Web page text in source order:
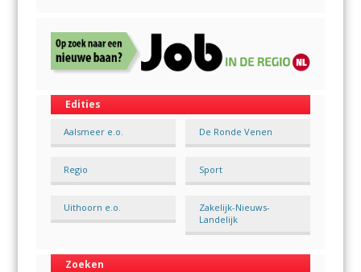
Edities
Aalsmeer e.o. De Ronde Venen
Regio Sport
Uithoorn e.o.
Zakelijk-Nieuws-
Landelijk
Zoeken